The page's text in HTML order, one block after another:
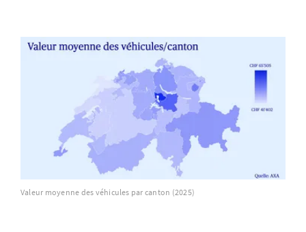
Valeur moyenne des véhicules par canton (2025)